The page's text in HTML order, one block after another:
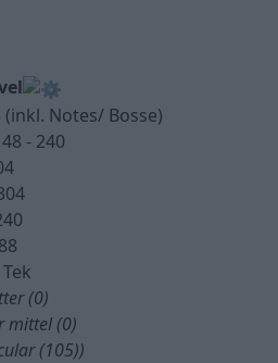
(inkl. Notes/ Bosse)
- 240
(0)
(0)
(105))